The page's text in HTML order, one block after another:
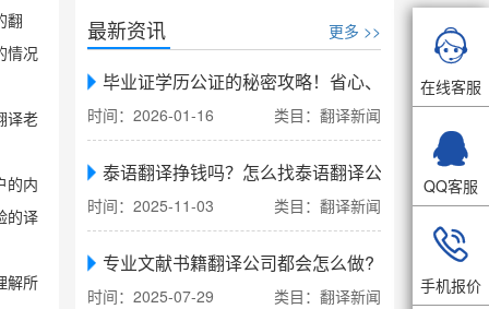
翻
情况
译老
的内
的译
解所
最新资讯 更多 >>
毕业证学历公证的秘密攻略！省心、省力、省时
时间：2026-01-16 类目：翻译新闻
泰语翻译挣钱吗？怎么找泰语翻译公司翻译
时间：2025-11-03 类目：翻译新闻
专业文献书籍翻译公司都会怎么做?
时间：2025-07-29 类目：翻译新闻

在线客服

QQ客服

手机报价